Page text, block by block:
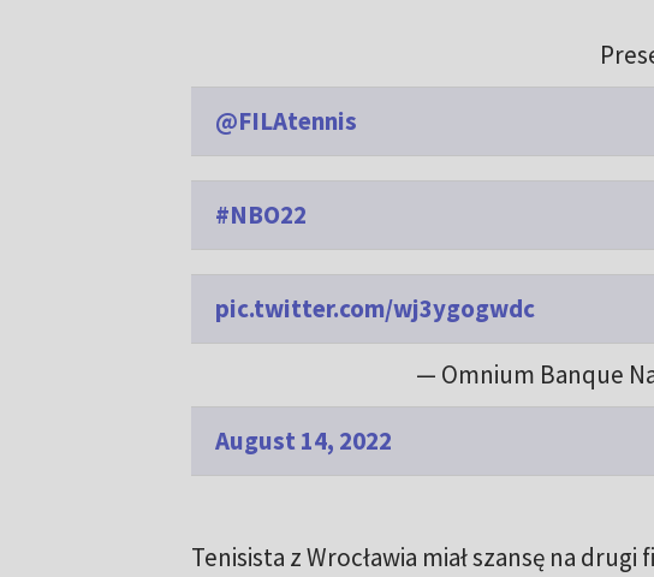
@FILAtennis
#NBO22
pic.twitter.com/wj3ygogwdc
— Omnium Banque
August 14, 2022
Tenisista z Wrocławia miał szansę na